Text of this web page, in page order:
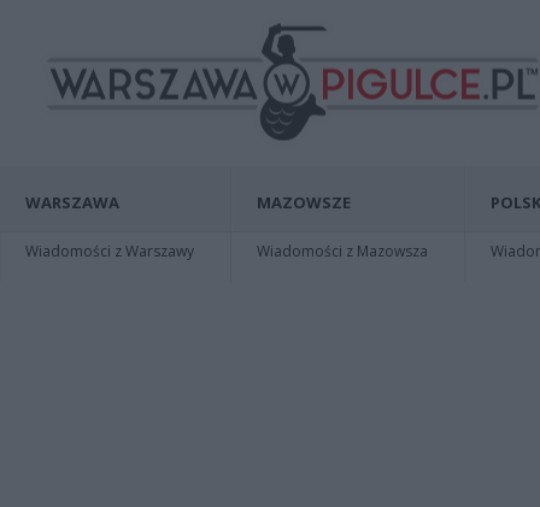
WARSZAWA
Wiadomości z Warszawy
MAZOWSZE
Wiadomości z Mazowsza